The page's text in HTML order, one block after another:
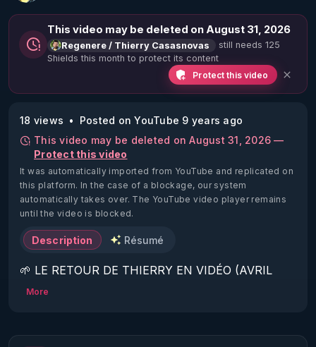
This video may be deleted on August 31, 2026
Regenere / Thierry Casasnovas
still needs 125
Shields this month to protect its content
Protect this video
18 views
Posted on YouTube 9 years ago
This video may be deleted on August 31, 2026 —
Protect this video
It was automatically imported from YouTube and replicated on
this platform. In the case of a blockage, our system
automatically takes over. The YouTube video player remains
until the video is blocked.
Description Résumé
🌱 LE RETOUR DE THIERRY EN VIDÉO (AVRIL
2022)!
https://www.rgnr.fr/presentation.html
More